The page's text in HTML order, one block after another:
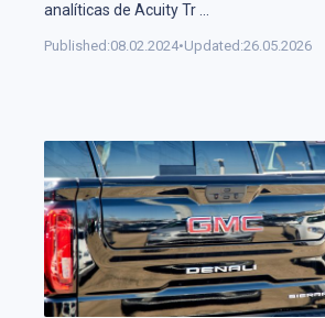
analíticas de Acuity Tr ...
Published:08.02.2024•Updated:26.05.2026